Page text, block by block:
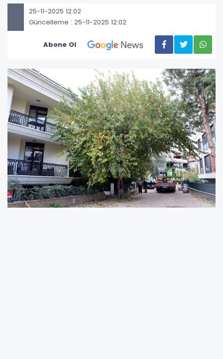
25-11-2025 12:02
Güncelleme : 25-11-2025 12:02
Abone Ol